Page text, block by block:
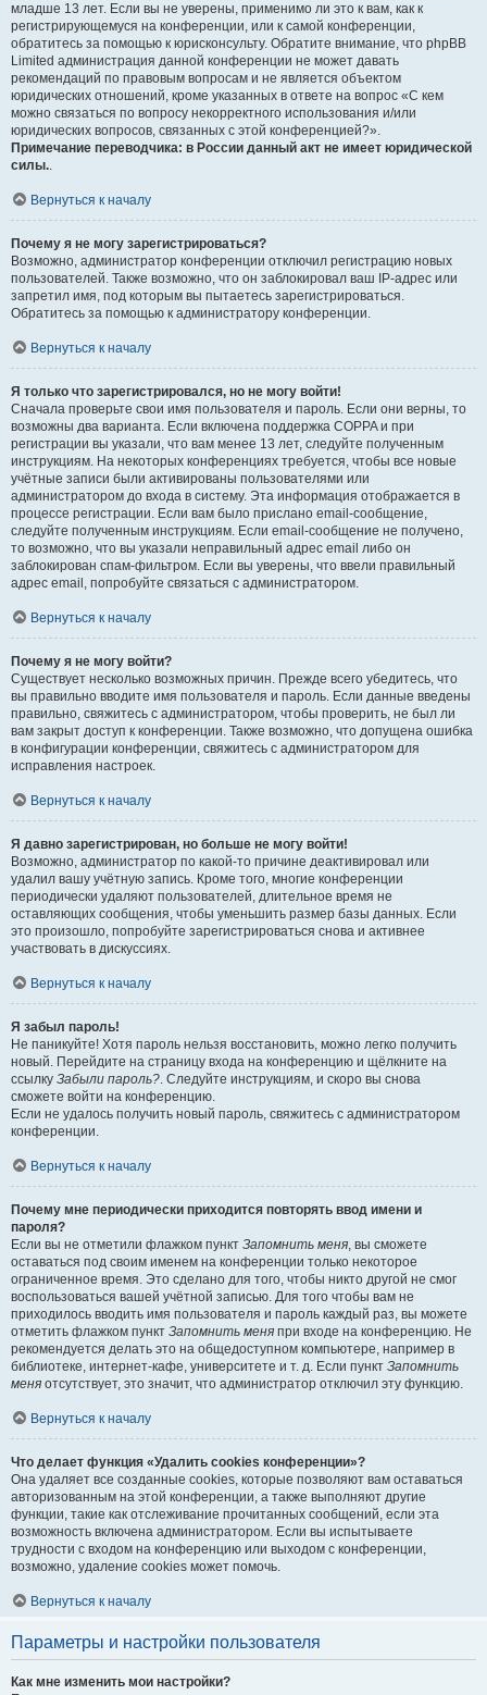
младше 13 лет. Если вы не уверены, применимо ли это к вам, как к
регистрирующемуся на конференции, или к самой конференции,
обратитесь за помощью к юрисконсульту. Обратите внимание, что phpBB
Limited администрация данной конференции не может давать
рекомендаций по правовым вопросам и не является объектом
юридических отношений, кроме указанных в ответе на вопрос «С кем
можно связаться по вопросу некорректного использования и/или
юридических вопросов, связанных с этой конференцией?».
Примечание переводчика: в России данный акт не имеет юридической
силы..
Вернуться к началу
Почему я не могу зарегистрироваться?
Возможно, администратор конференции отключил регистрацию новых
пользователей. Также возможно, что он заблокировал ваш IP-адрес или
запретил имя, под которым вы пытаетесь зарегистрироваться.
Обратитесь за помощью к администратору конференции.
Вернуться к началу
Я только что зарегистрировался, но не могу войти!
Сначала проверьте свои имя пользователя и пароль. Если они верны, то
возможны два варианта. Если включена поддержка COPPA и при
регистрации вы указали, что вам менее 13 лет, следуйте полученным
инструкциям. На некоторых конференциях требуется, чтобы все новые
учётные записи были активированы пользователями или
администратором до входа в систему. Эта информация отображается в
процессе регистрации. Если вам было прислано email-сообщение,
следуйте полученным инструкциям. Если email-сообщение не получено,
то возможно, что вы указали неправильный адрес email либо он
заблокирован спам-фильтром. Если вы уверены, что ввели правильный
адрес email, попробуйте связаться с администратором.
Вернуться к началу
Почему я не могу войти?
Существует несколько возможных причин. Прежде всего убедитесь, что
вы правильно вводите имя пользователя и пароль. Если данные введены
правильно, свяжитесь с администратором, чтобы проверить, не был ли
вам закрыт доступ к конференции. Также возможно, что допущена ошибка
в конфигурации конференции, свяжитесь с администратором для
исправления настроек.
Вернуться к началу
Я давно зарегистрирован, но больше не могу войти!
Возможно, администратор по какой-то причине деактивировал или
удалил вашу учётную запись. Кроме того, многие конференции
периодически удаляют пользователей, длительное время не
оставляющих сообщения, чтобы уменьшить размер базы данных. Если
это произошло, попробуйте зарегистрироваться снова и активнее
участвовать в дискуссиях.
Вернуться к началу
Я забыл пароль!
Не паникуйте! Хотя пароль нельзя восстановить, можно легко получить
новый. Перейдите на страницу входа на конференцию и щёлкните на
ссылку Забыли пароль?. Следуйте инструкциям, и скоро вы снова
сможете войти на конференцию.
Если не удалось получить новый пароль, свяжитесь с администратором
конференции.
Вернуться к началу
Почему мне периодически приходится повторять ввод имени и
пароля?
Если вы не отметили флажком пункт Запомнить меня, вы сможете
оставаться под своим именем на конференции только некоторое
ограниченное время. Это сделано для того, чтобы никто другой не смог
воспользоваться вашей учётной записью. Для того чтобы вам не
приходилось вводить имя пользователя и пароль каждый раз, вы можете
отметить флажком пункт Запомнить меня при входе на конференцию. Не
рекомендуется делать это на общедоступном компьютере, например в
библиотеке, интернет-кафе, университете и т. д. Если пункт Запомнить
меня отсутствует, это значит, что администратор отключил эту функцию.
Вернуться к началу
Что делает функция «Удалить cookies конференции»?
Она удаляет все созданные cookies, которые позволяют вам оставаться
авторизованным на этой конференции, а также выполняют другие
функции, такие как отслеживание прочитанных сообщений, если эта
возможность включена администратором. Если вы испытываете
трудности с входом на конференцию или выходом с конференции,
возможно, удаление cookies может помочь.
Вернуться к началу
Параметры и настройки пользователя
Как мне изменить мои настройки?